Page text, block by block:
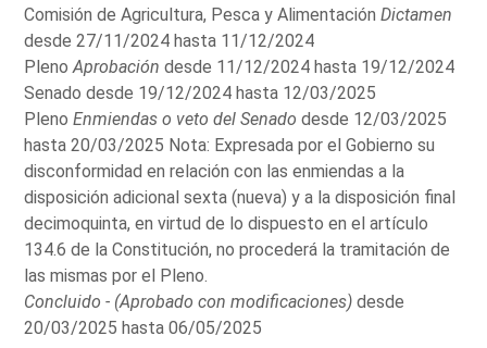
Comisión de Agricultura, Pesca y AlimentaciónDictamen
desde 27/11/2024 hasta 11/12/2024
PlenoAprobación desde 11/12/2024 hasta 19/12/2024
Senado desde 19/12/2024 hasta 12/03/2025
PlenoEnmiendas o veto del Senado desde 12/03/2025
hasta 20/03/2025 Nota: Expresada por el Gobierno su
disconformidad en relación con las enmiendas a la
disposición adicional sexta (nueva) y a la disposición final
decimoquinta, en virtud de lo dispuesto en el artículo
134.6 de la Constitución, no procederá la tramitación de
las mismas por el Pleno.
Concluido - (Aprobado con modificaciones) desde
20/03/2025 hasta 06/05/2025